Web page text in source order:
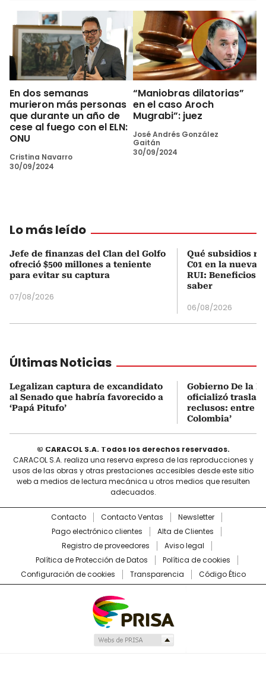
En dos semanas
murieron más personas
que durante un año de
cese al fuego con el ELN:
ONU
Cristina Navarro
30/09/2024
“Maniobras dilatorias”
en el caso Aroch
Mugrabi”: juez
José Andrés González
Gaitán
30/09/2024
Lo más leído
Jefe de finanzas del Clan del Golfo
ofreció $500 millones a teniente
para evitar su captura
07/08/2026
Qué subsidios
C01 en la nueva
RUI: Beneficios
saber
06/08/2026
Últimas Noticias
Legalizan captura de excandidato
al Senado que habría favorecido a
‘Papá Pitufo’
Gobierno De la
oficializó
reclusos: entre
Colombia’
© CARACOL S.A. Todos los derechos reservados.
CARACOL S.A. realiza una reserva expresa de las reproducciones y
usos de las obras y otras prestaciones accesibles desde este sitio
web a medios de lectura mecánica u otros medios que resulten
adecuados.
Contacto Contacto Ventas
Newsletter
Pago electrónico clientes
Alta de Clientes
Registro de proveedores
Aviso legal
Política de Protección de Datos
Política de cookies
Configuración de cookies
Transparencia Código Ético